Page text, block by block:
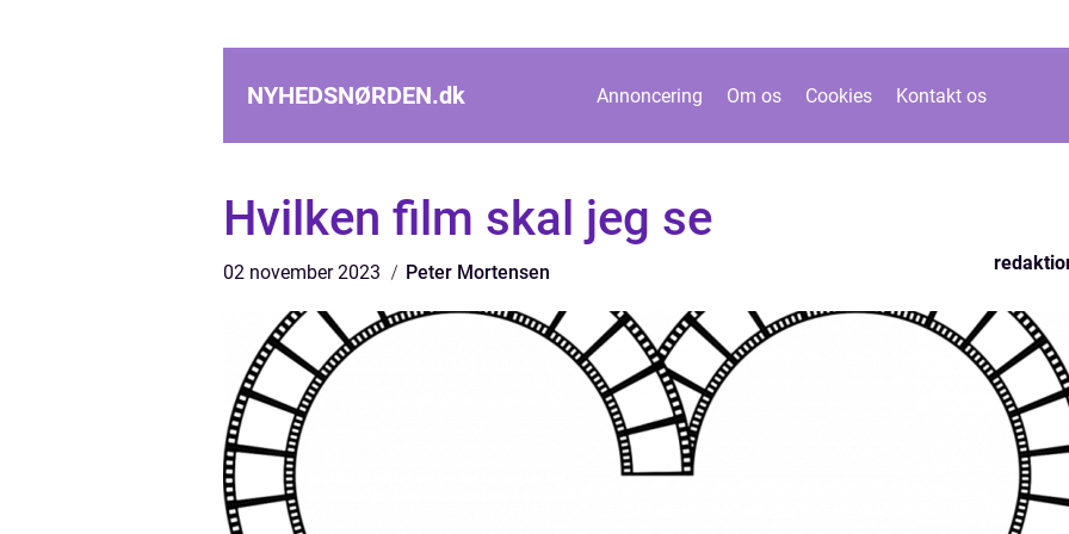
NYHEDSNØRDEN.dk Annoncering Om os Cookies Kontakt os
Hvilken film skal jeg se
02 november 2023 Peter Mortensen